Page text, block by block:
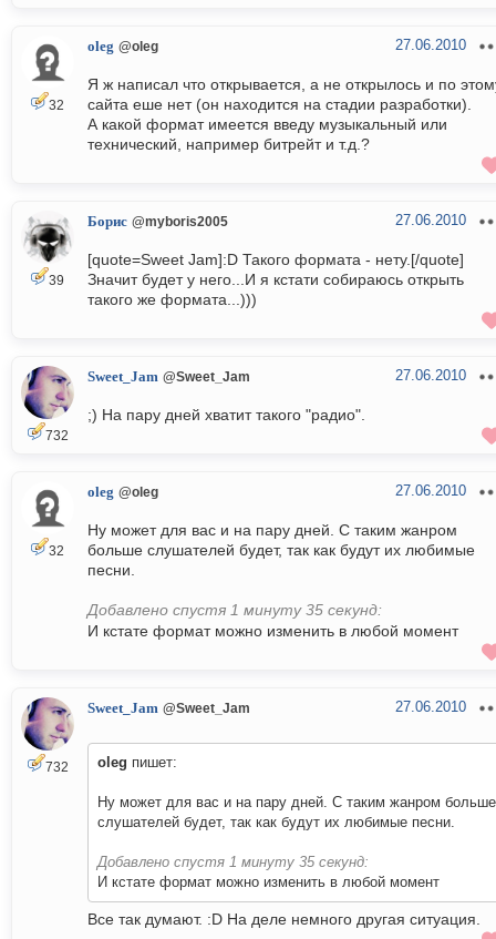
32
oleg @oleg 27.06.2010
Я ж написал что открывается, а не открылось и по
сайта еше нет (он находится на стадии разработки).
А какой формат имеется введу музыкальный или
технический, например битрейт и т.д.?
39
Борис @myboris2005 27.06.2010
[quote=Sweet Jam]:D Такого формата - нету.[/quote]
Значит будет у него...И я кстати собираюсь открыть
такого же формата...)))
732
Sweet_Jam @Sweet_Jam 27.06.2010
;) На пару дней хватит такого "радио".
32
oleg @oleg 27.06.2010
Ну может для вас и на пару дней. С таким жанром
больше слушателей будет, так как будут их любимые
песни.
Добавлено спустя 1 минуту 35 секунд:
И кстате формат можно изменить в любой момент
732
Sweet_Jam @Sweet_Jam 27.06.2010
oleg пишет:
Ну может для вас и на пару дней. С таким жанром больше
слушателей будет, так как будут их любимые песни.
Добавлено спустя 1 минуту 35 секунд:
И кстате формат можно изменить в любой момент
Все так думают. :D На деле немного другая ситуация.